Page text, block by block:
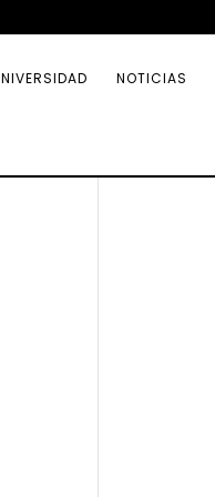
NOTICIAS